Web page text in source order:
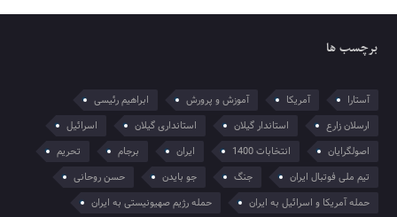
برچسب ها
آستارا آمریکا آموزش و پرورش
ابراهیم رئیسی
ارسلان زارع
استاندار گیلان استانداری گیلان
اسرائیل
اصولگرایان
انتخابات 1400 ایران برجام
تحریم
تیم ملی فوتبال ایران
جنگ جو بایدن
حسن روحانی
حمله آمریکا و اسرائیل به ایران
حمله رژیم صهیونیستی به ایران